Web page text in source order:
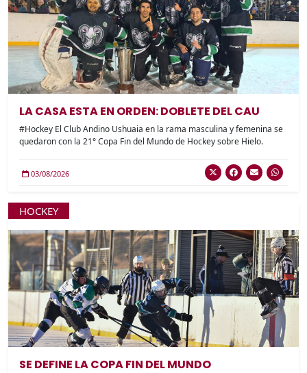
LA CASA ESTA EN ORDEN: DOBLETE DEL CAU
#Hockey El Club Andino Ushuaia en la rama masculina y femenina se
quedaron con la 21° Copa Fin del Mundo de Hockey sobre Hielo.
03/08/2026
HOCKEY
SE DEFINE LA COPA FIN DEL MUNDO